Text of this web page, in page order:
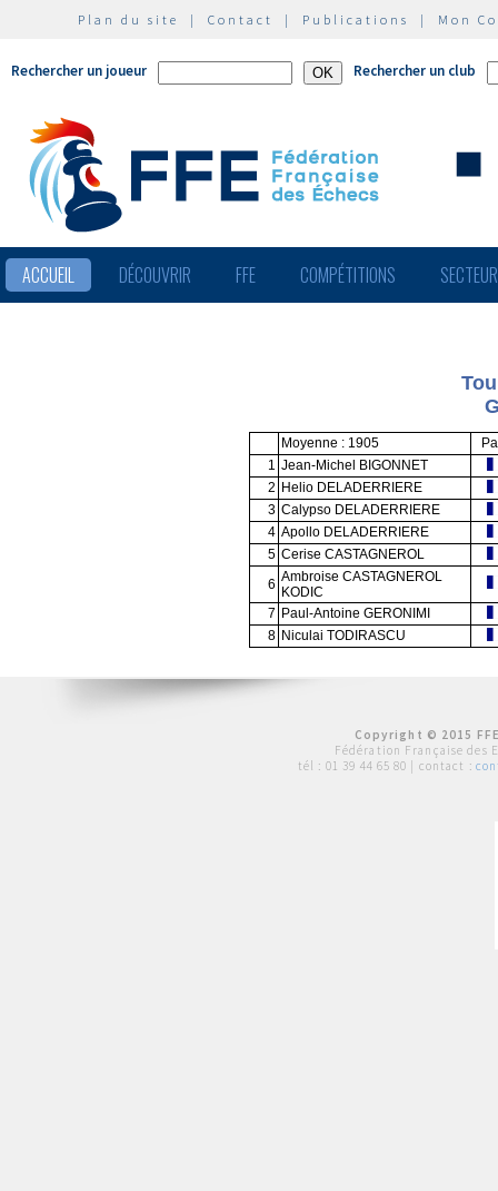
Plan du site | Contact | Publications | Mon
Rechercher un joueur Rechercher un club
ACCUEIL DÉCOUVRIR FFE COMPÉTITIONS
Moyenne : 1905
1 Jean-Michel BIGONNET
2 Helio DELADERRIERE
3 Calypso DELADERRIERE
4 Apollo DELADERRIERE
5 Cerise CASTAGNEROL
6 Ambroise CASTAGNEROL
KODIC
7 Paul-Antoine GERONIMI
8 Niculai TODIRASCU
Copyright © 2015
Fédération Française des
tél : 01 39 44 65 80 | contact :